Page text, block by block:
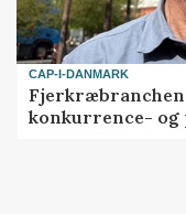
CAP-I-DANMARK
konkurrence-